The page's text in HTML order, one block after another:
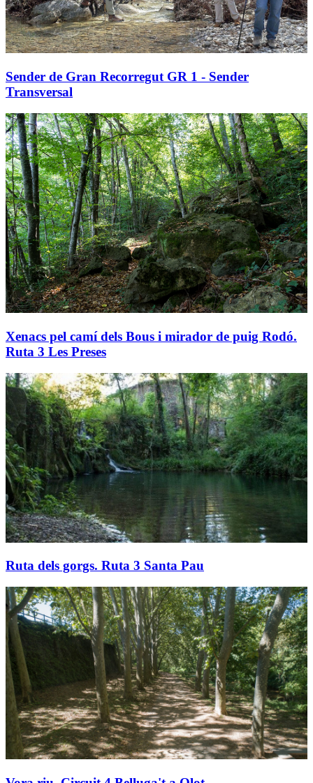
Sender de Gran Recorregut GR 1 - Sender
Transversal
Xenacs pel camí dels Bous i mirador de puig Rodó.
Ruta 3 Les Preses
Ruta dels gorgs. Ruta 3 Santa Pau